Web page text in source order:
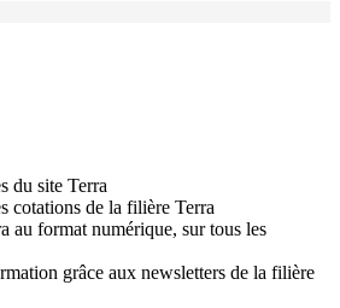
du site Terra
cotations de la filière Terra
au format numérique, sur tous les
grâce aux newsletters de la filière